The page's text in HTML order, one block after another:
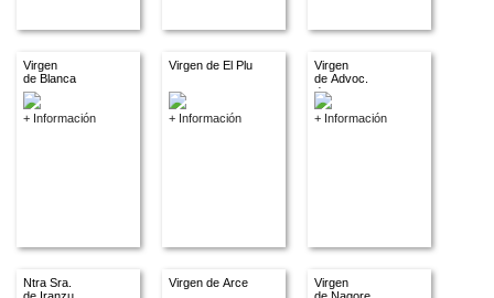
Virgen
de Blanca
+ Información
Virgen de El Plu
+ Información
Virgen
de Advoc.
descon.
+ Información
Ntra Sra.
Virgen de Arce
Virgen